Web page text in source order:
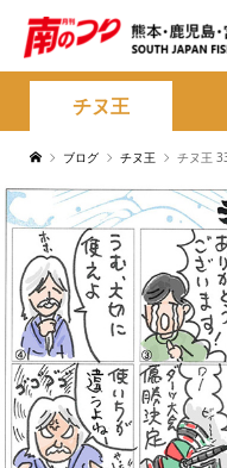
チヌ王
ブログ チヌ王 チヌ王